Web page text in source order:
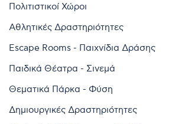
Πολιτιστικοί Χώροι
Αθλητικές Δραστηριότητες
Escape Rooms - Παιχνίδια Δράσης
Παιδικά Θέατρα - Σινεμά
Θεματικά Πάρκα - Φύση
Δημιουργικές Δραστηριότητες